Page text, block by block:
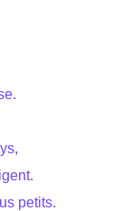
petits.